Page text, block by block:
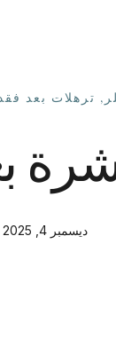
, ترهلات بعد
ديسمبر 4, 2025